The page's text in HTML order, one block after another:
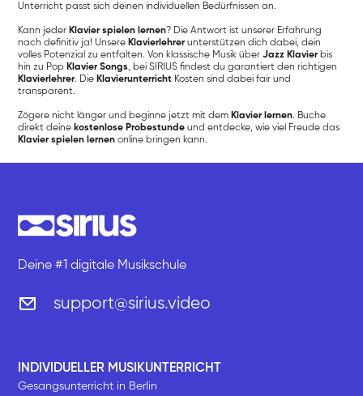
Unterricht passt sich deinen individuellen Bedürfnissen an.
Kann jeder Klavier spielen lernen? Die Antwort ist unserer Erfahrung
nach definitiv ja! Unsere Klavierlehrer unterstützen dich dabei, dein
volles Potenzial zu entfalten. Von klassische Musik überJazz Klavier bis
hin zu Pop Klavier Songs, bei SIRIUS findest du garantiert den richtigen
Klavierlehrer. Die Klavierunterricht Kosten sind dabei fair und
transparent.
Zögere nicht länger und beginne jetzt mit dem Klavier lernen. Buche
direkt deine kostenlose Probestunde und entdecke, wie viel Freude das
Klavier spielen lernen online bringen kann.
Deine #1 digitale Musikschule
support@sirius.video
INDIVIDUELLER MUSIKUNTERRICHT
Gesangsunterricht in Berlin